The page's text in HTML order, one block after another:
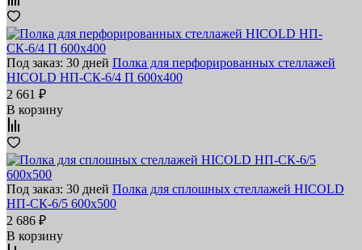
Под заказ: 30 дней Полка для перфорированных стеллажей
HICOLD НП-СК-6/4 П 600х400
2 661 ₽
В корзину
Под заказ: 30 дней Полка для сплошных стеллажей HICOLD
НП-СК-6/5 600х500
2 686 ₽
В корзину